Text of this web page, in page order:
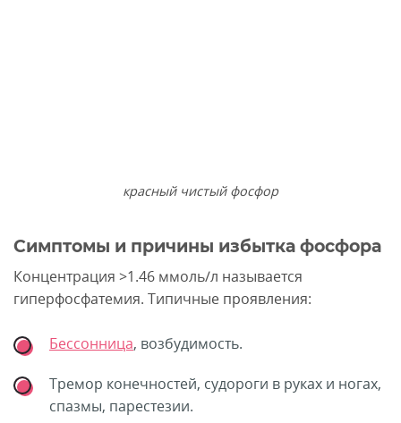
красный чистый фосфор
Симптомы и причины избытка фосфора
Концентрация >1.46 ммоль/л называется
гиперфосфатемия. Типичные проявления:
Бессонница, возбудимость.
Тремор конечностей, судороги в руках и ногах,
спазмы, парестезии.